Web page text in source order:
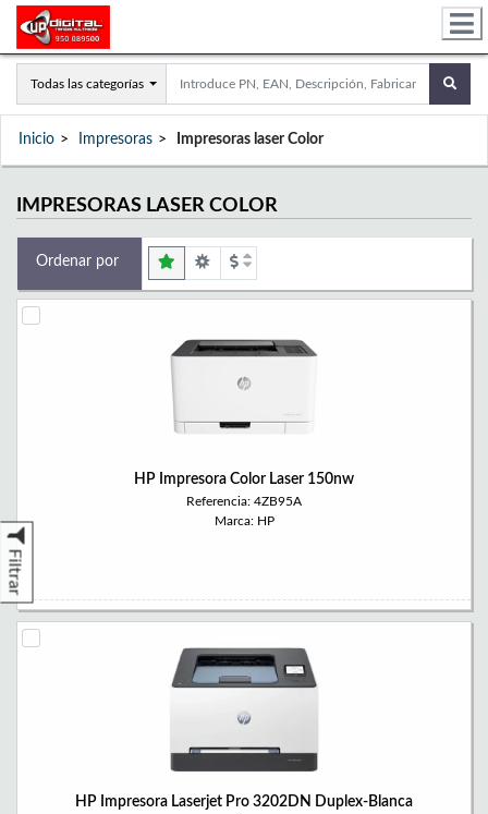
Todas las categorías
Inicio Impresoras Impresoras laser Color
IMPRESORAS LASER COLOR
Filtrar
Ordenar por
HP Impresora Color Laser 150nw
Referencia: 4ZB95A
Marca: HP
HP Impresora Laserjet Pro 3202DN Duplex-Blanca